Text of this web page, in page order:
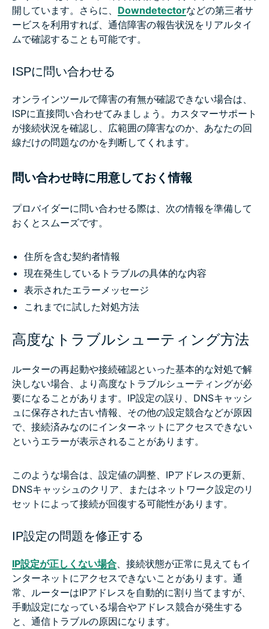
開しています。さらに、 Downdetectorなどの第三者サ
ービスを利用すれば、通信障害の報告状況をリアルタイ
ムで確認することも可能です。
ISPに問い合わせる
オンラインツールで障害の有無が確認できない場合は、
ISPに直接問い合わせてみましょう。カスタマーサポート
が接続状況を確認し、広範囲の障害なのか、あなたの回
線だけの問題なのかを判断してくれます。
問い合わせ時に用意しておく情報
プロバイダーに問い合わせる際は、次の情報を準備して
おくとスムーズです。
住所を含む契約者情報
現在発生しているトラブルの具体的な内容
表示されたエラーメッセージ
これまでに試した対処方法
高度なトラブルシューティング方法
ルーターの再起動や接続確認といった基本的な対処で解
決しない場合、より高度なトラブルシューティングが必
要になることがあります。IP設定の誤り、DNSキャッシ
ュに保存された古い情報、その他の設定競合などが原因
で、接続済みなのにインターネットにアクセスできない
というエラーが表示されることがあります。
このような場合は、設定値の調整、IPアドレスの更新、
DNSキャッシュのクリア、またはネットワーク設定のリ
セットによって接続が回復する可能性があります。
IP設定の問題を修正する
IP設定が正しくない場合、接続状態が正常に見えてもイ
ンターネットにアクセスできないことがあります。通
常、ルーターはIPアドレスを自動的に割り当てますが、
手動設定になっている場合やアドレス競合が発生する
と、通信トラブルの原因になります。